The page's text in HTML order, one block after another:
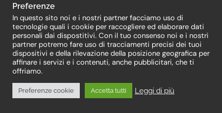
Preferenze
In questo sito noi e i nostri partner facciamo uso di
tecnologie quali i cookie per raccogliere ed elaborare dati
personali dai dispostitivi. Con il tuo consenso noi e i nostri
partner potremo fare uso di tracciamenti precisi dei tuoi
dispositivi e della rilevazione della posizione geografica per
affinare i servizi e i contenuti, anche pubblicitari, che ti
offriamo.
Preferenze cookie Accetta tutti Leggi di più